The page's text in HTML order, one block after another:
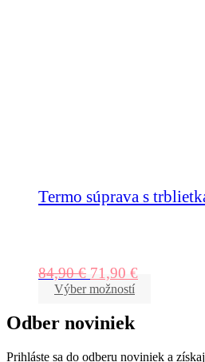
Termo súprava s
84,90€ 71,90 €
Výber možností
Odber noviniek
Prihláste sa do odberu noviniek a